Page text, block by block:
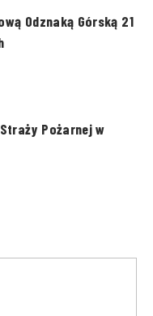
Odznaką Górską 21
Pożarnej w